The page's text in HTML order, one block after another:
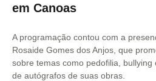
em Canoas
A programação contou com a
Rosaide Gomes dos Anjos, que
sobre temas como pedofilia,
de autógrafos de suas obras.